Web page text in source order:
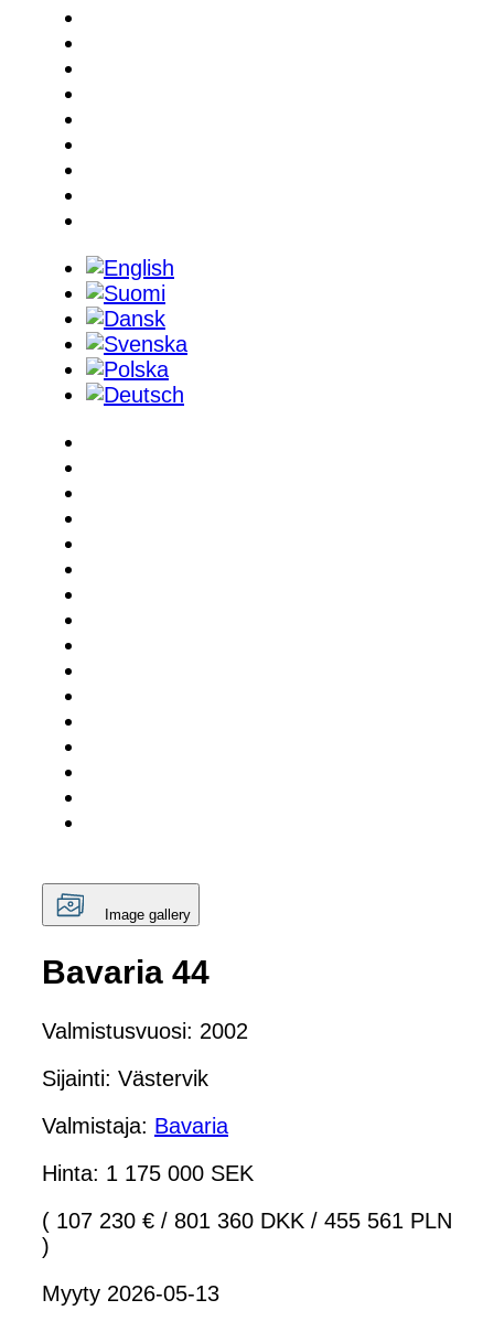
Image gallery
Bavaria 44
Valmistusvuosi: 2002
Sijainti: Västervik
Valmistaja: Bavaria
Hinta: 1 175 000 SEK
( 107 230 € / 801 360 DKK / 455 561 PLN
)
Myyty 2026-05-13